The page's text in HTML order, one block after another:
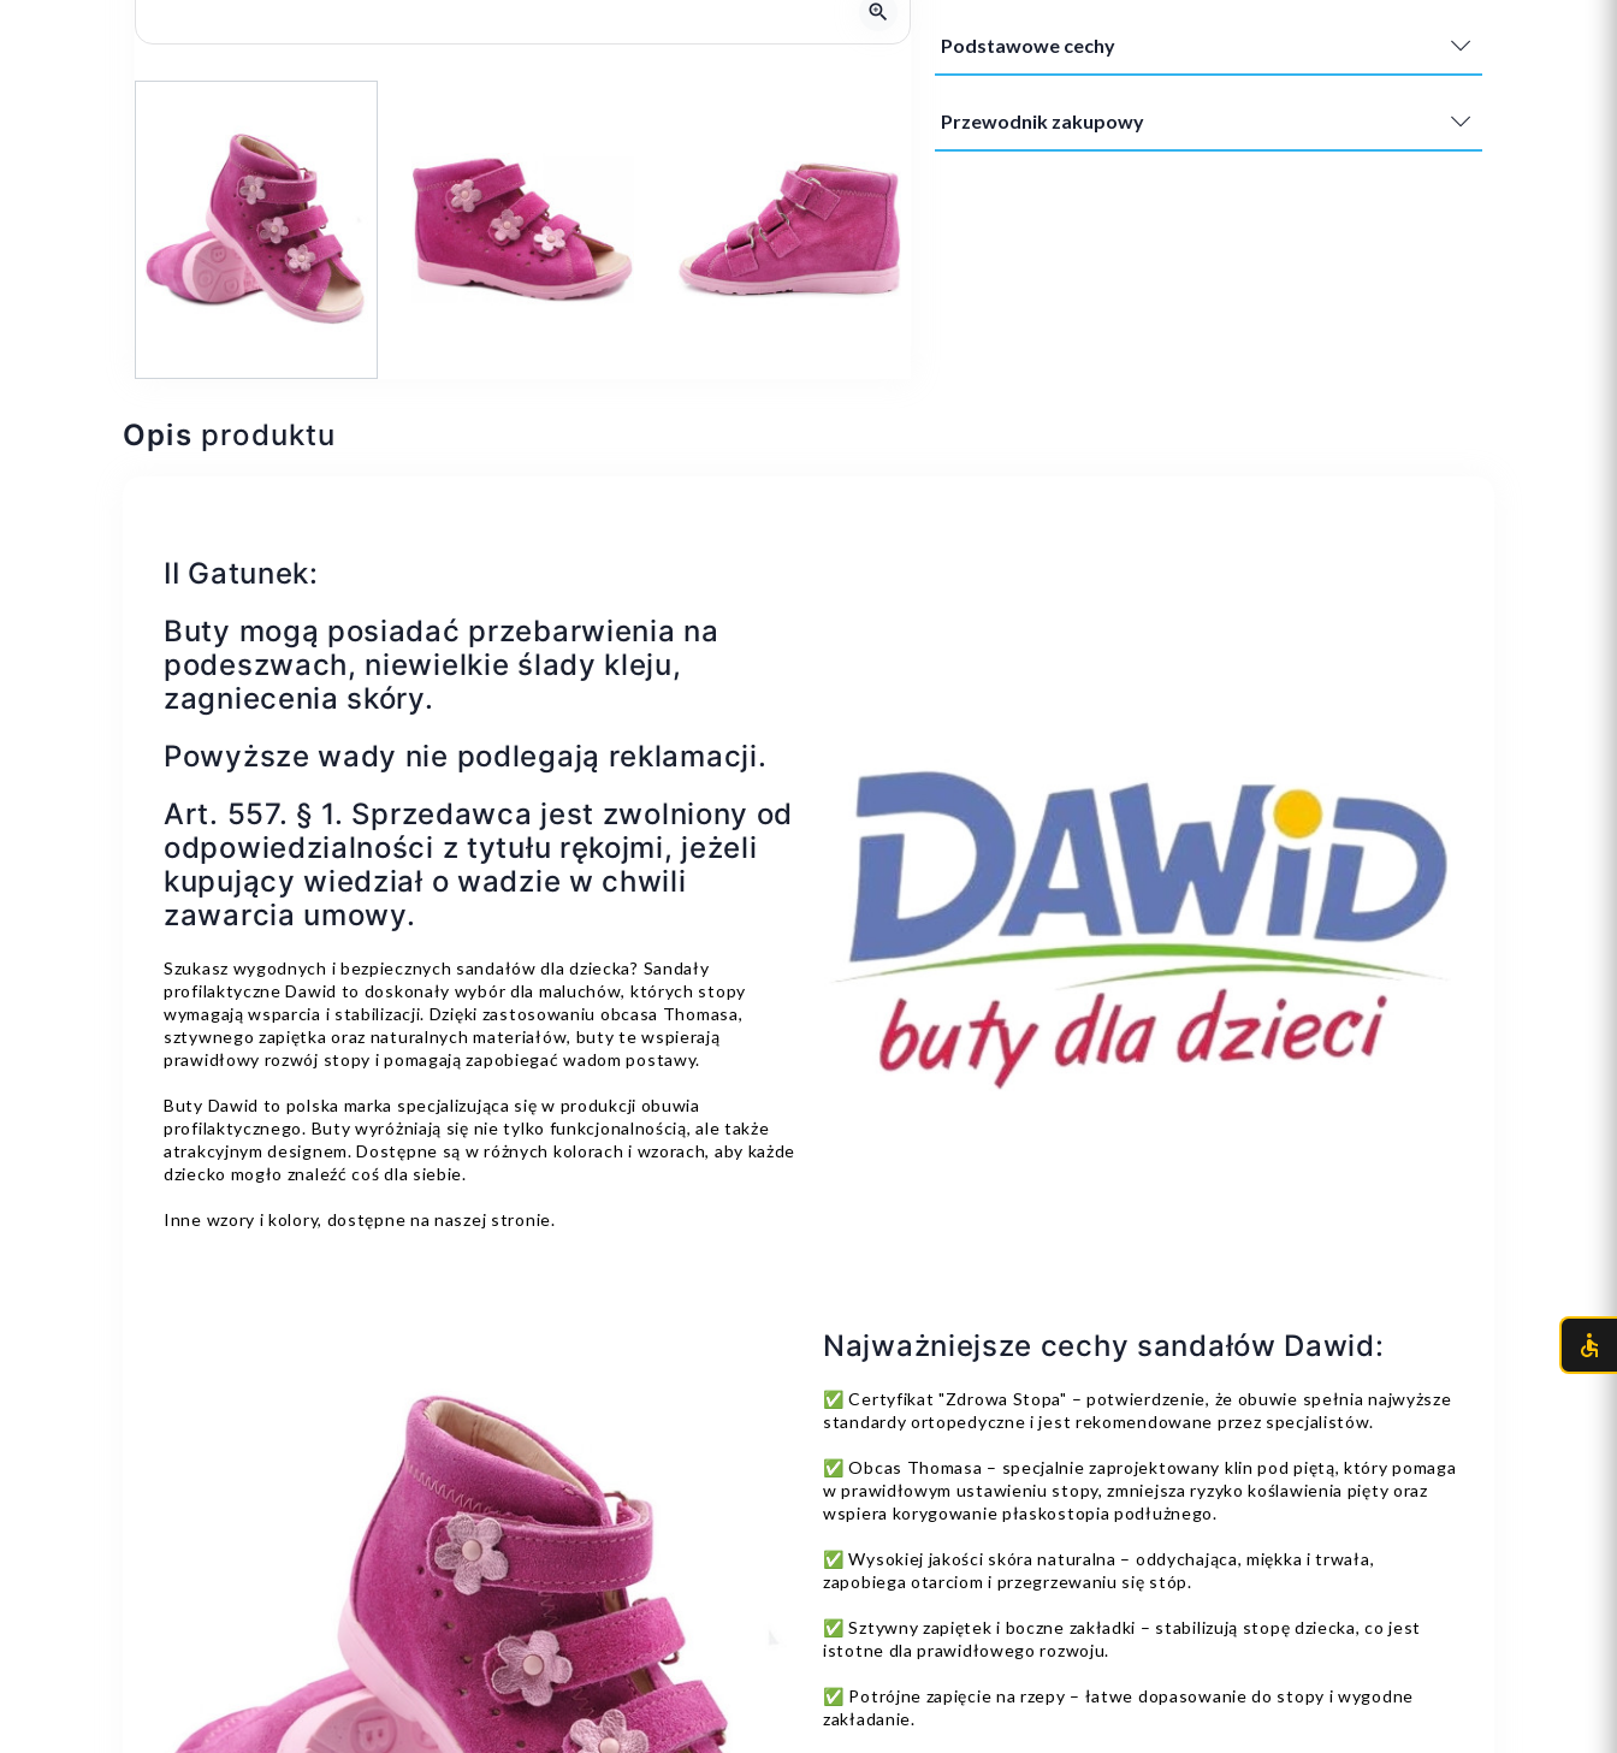
zoom_in
Podstawowe cechy
Przewodnik zakupowy
Opis produktu
II Gatunek:
Buty mogą posiadać przebarwienia na
podeszwach, niewielkie ślady kleju,
zagniecenia skóry.
Powyższe wady nie podlegają reklamacji.
Art. 557. § 1. Sprzedawca jest zwolniony od
odpowiedzialności z tytułu rękojmi, jeżeli
kupujący wiedział o wadzie w chwili
zawarcia umowy.
Szukasz wygodnych i bezpiecznych sandałów dla dziecka? Sandały
profilaktyczne Dawid to doskonały wybór dla maluchów, których stopy
wymagają wsparcia i stabilizacji. Dzięki zastosowaniu obcasa Thomasa,
sztywnego zapiętka oraz naturalnych materiałów, buty te wspierają
prawidłowy rozwój stopy i pomagają zapobiegać wadom postawy.
Buty Dawid to polska marka specjalizująca się w produkcji obuwia
profilaktycznego. Buty wyróżniają się nie tylko funkcjonalnością, ale także
atrakcyjnym designem. Dostępne są w różnych kolorach i wzorach, aby każde
dziecko mogło znaleźć coś dla siebie.
Inne wzory i kolory, dostępne na naszej stronie.
Najważniejsze cechy sandałów Dawid:
✅ Certyfikat "Zdrowa Stopa" – potwierdzenie, że obuwie spełnia najwyższe
standardy ortopedyczne i jest rekomendowane przez specjalistów.
✅ Obcas Thomasa – specjalnie zaprojektowany klin pod piętą, który pomaga
w prawidłowym ustawieniu stopy, zmniejsza ryzyko koślawienia pięty oraz
wspiera korygowanie płaskostopia podłużnego.
✅ Wysokiej jakości skóra naturalna – oddychająca, miękka i trwała,
zapobiega otarciom i przegrzewaniu się stóp.
✅ Sztywny zapiętek i boczne zakładki – stabilizują stopę dziecka, co jest
istotne dla prawidłowego rozwoju.
✅ Potrójne zapięcie na rzepy – łatwe dopasowanie do stopy i wygodne
zakładanie.